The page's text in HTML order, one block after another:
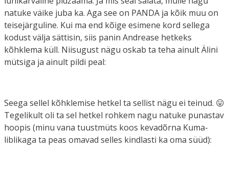
natuke väike juba ka. Aga see on PANDA ja kõik muu on
teisejärguline. Kui ma end kõige esimene kord sellega
kodust välja sättisin, siis panin Andrease hetkeks
kõhklema küll. Niisugust nägu oskab ta teha ainult Älini
mütsiga ja ainult pildi peal:
Seega sellel kõhklemise hetkel ta sellist nägu ei teinud. 😛
Tegelikult oli ta sel hetkel rohkem nagu natuke punastav
hoopis (minu vana tuustmüts koos kevadõrna Kuma-
liblikaga ta peas omavad selles kindlasti ka oma süüd):